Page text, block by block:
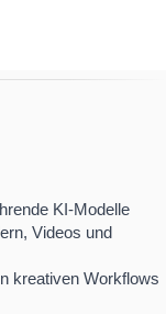
KI-Modelle
Videos und
kreativen Workflows